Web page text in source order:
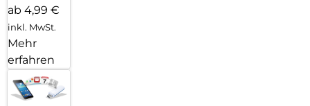
ab 4,99 €
inkl. MwSt.
Mehr
erfahren